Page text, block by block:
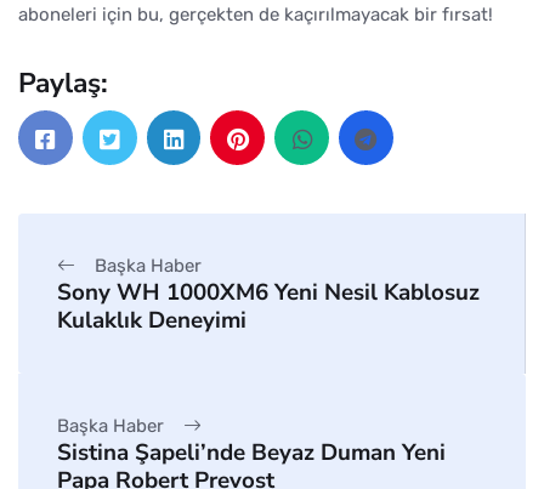
aboneleri için bu, gerçekten de kaçırılmayacak bir fırsat!
Paylaş:
Başka Haber
Sony WH 1000XM6 Yeni Nesil Kablosuz
Kulaklık Deneyimi
Başka Haber
Sistina Şapeli’nde Beyaz Duman Yeni
Papa Robert Prevost